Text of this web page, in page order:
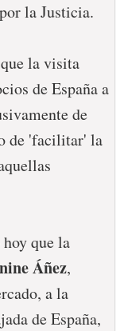
la Justicia.
la visita
de España a
de
de 'facilitar' la
que la
Áñez,
a la
de España,